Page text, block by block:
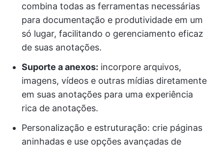
combina todas as ferramentas necessárias
para documentação e produtividade em um
só lugar, facilitando o gerenciamento eficaz
de suas anotações.
Suporte a anexos: incorpore arquivos,
imagens, vídeos e outras mídias diretamente
em suas anotações para uma experiência
rica de anotações.
Personalização e estruturação: crie páginas
aninhadas e use opções avançadas de